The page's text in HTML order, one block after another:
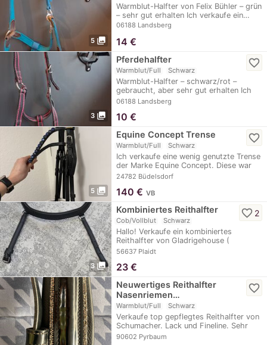
5 photo_library
Warmblut-Halfter von Felix Bühler – grün
– sehr gut erhalten Ich verkaufe ein…
06188 Landsberg
14 €
3 photo_library
Pferdehalfter
Warmblut/Full Schwarz
Warmblut-Halfter – schwarz/rot –
gebraucht, aber sehr gut erhalten Ich
verkaufe ein…
06188 Landsberg
favorite_border
10 €
5 photo_library
Equine Concept Trense
Warmblut/Full Schwarz
Ich verkaufe eine wenig genutzte Trense
der Marke Equine Concept. Diese war
nur wenige…
24782 Büdelsdorf
favorite_border
140 € VB
3 photo_library
Kombiniertes Reithalfter
Cob/Vollblut Schwarz
Hallo! Verkaufe ein kombiniertes
Reithalfter von Gladrigehouse (
Mix&Match). War…
56637 Plaidt
favorite_border 2
23 €
Neuwertiges Reithalfter
Nasenriemen…
Warmblut/Full Schwarz
Verkaufe top gepflegtes Reithalfter von
Schumacher. Lack und Fineline. Sehr
hoher…
90602 Pyrbaum
favorite_border